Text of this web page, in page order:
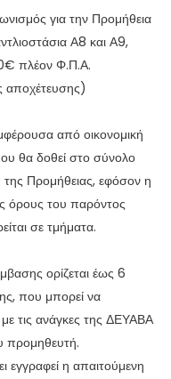
για την Προμήθεια
Α8 και Α9,
πλέον Φ.Π.Α.
αποχέτευσης)
από οικονομική
θα δοθεί στο σύνολο
Προμήθειας, εφόσον η
όρους του παρόντος
σε τμήματα.
ορίζεται έως 6
που μπορεί να
τις ανάγκες της ΔΕΥΑΒΑ
προμηθευτή.
εγγραφεί η απαιτούμενη